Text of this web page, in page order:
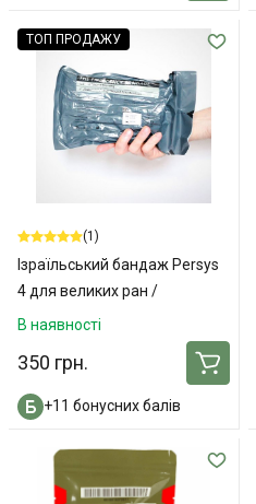
ТОП ПРОДАЖУ
(1)
Ізраїльський бандаж Persys
4 для великих ран /
ампутацій
В наявності
350 грн.
+11 бонусних балів